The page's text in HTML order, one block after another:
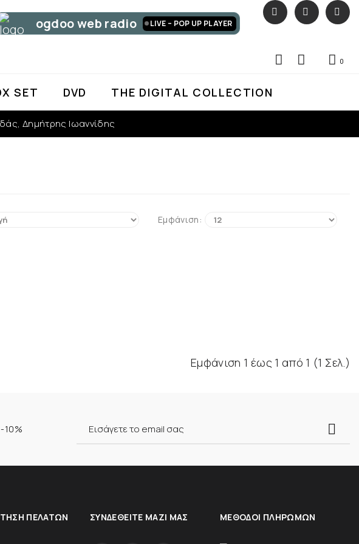
ogdoo web radio LIVE – POP UP PLAYER
0
SET DVD THE DIGITAL COLLECTION
Δημήτρης Ιωαννίδης
Εμφάνιση:
Εμφάνιση 1 έως 1 από 1 (1 Σελ.)
-10%
ΠΕΛΑΤΏΝ ΣΥΝΔΕΘΕΊΤΕ ΜΑΖΊ ΜΑΣ ΜΈΘΟΔΟΙ ΠΛΗΡΩΜΏΝ